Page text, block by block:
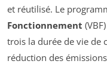
et réutilisé. Le
Fonctionnement
trois la durée de vie de
réduction des